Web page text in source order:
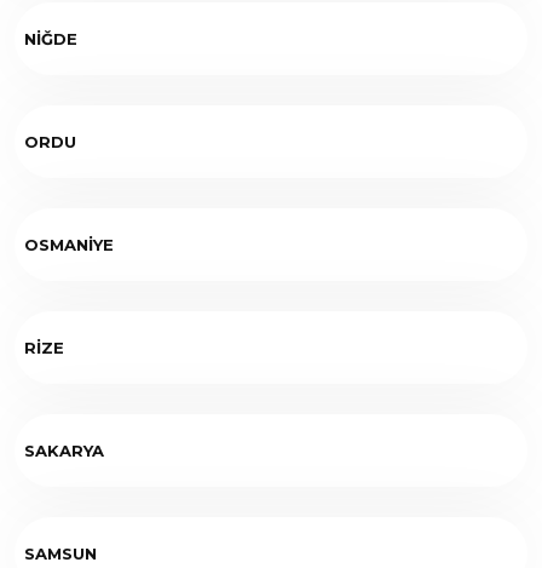
NİĞDE
ORDU
OSMANİYE
RİZE
SAKARYA
SAMSUN